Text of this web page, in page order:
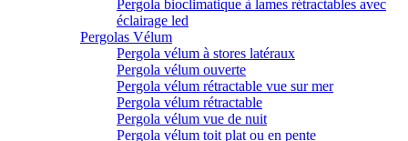
Pergola bioclimatique à lames rétractables avec
éclairage led
Pergolas Vélum
Pergola vélum à stores latéraux
Pergola vélum ouverte
Pergola vélum rétractable vue sur mer
Pergola vélum rétractable
Pergola vélum vue de nuit
Pergola vélum toit plat ou en pente